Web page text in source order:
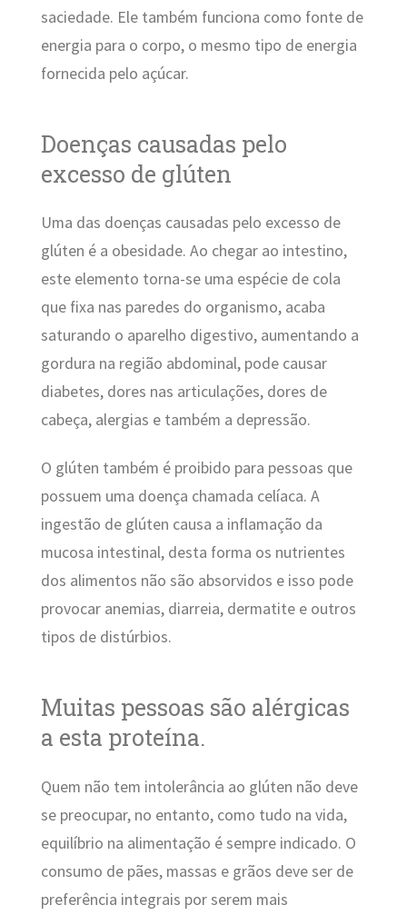
saciedade. Ele também funciona como fonte de
energia para o corpo, o mesmo tipo de energia
fornecida pelo açúcar.
Doenças causadas pelo
excesso de glúten
Uma das doenças causadas pelo excesso de
glúten é a obesidade. Ao chegar ao intestino,
este elemento torna-se uma espécie de cola
que fixa nas paredes do organismo, acaba
saturando o aparelho digestivo, aumentando a
gordura na região abdominal, pode causar
diabetes, dores nas articulações, dores de
cabeça, alergias e também a depressão.
O glúten também é proibido para pessoas que
possuem uma doença chamada celíaca. A
ingestão de glúten causa a inflamação da
mucosa intestinal, desta forma os nutrientes
dos alimentos não são absorvidos e isso pode
provocar anemias, diarreia, dermatite e outros
tipos de distúrbios.
Muitas pessoas são alérgicas
a esta proteína.
Quem não tem intolerância ao glúten não deve
se preocupar, no entanto, como tudo na vida,
equilíbrio na alimentação é sempre indicado. O
consumo de pães, massas e grãos deve ser de
preferência integrais por serem mais